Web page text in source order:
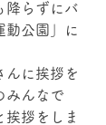
降らずにバ
動公園」に
んに挨拶を
みんなで
挨拶をしま